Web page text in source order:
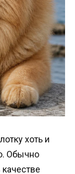
хоть и
Обычно